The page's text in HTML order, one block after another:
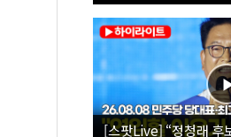
[스팟Live] “정청래 후보 그동안 고생 많이 했